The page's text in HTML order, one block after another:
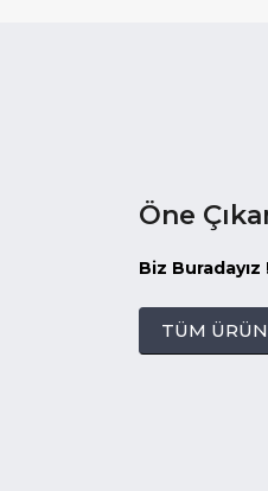
Öne
Biz Buradayız
TÜM
YAPI KİMYASALI
BC-15